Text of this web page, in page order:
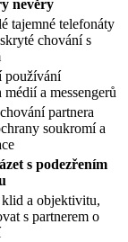
nevěry
tajemné telefonáty
chování s
používání
a messengerů
partnera
soukromí a
s podezřením
klid a objektivitu,
s partnerem o